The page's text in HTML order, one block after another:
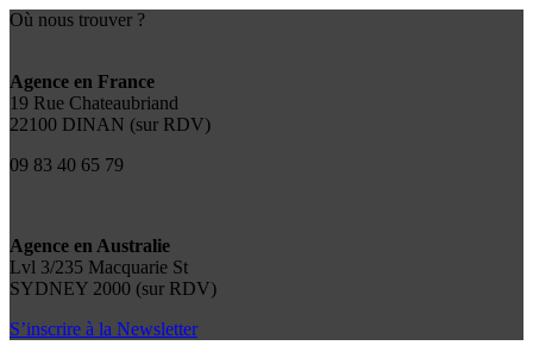
Où nous trouver ?
Agence en France
19 Rue Chateaubriand
22100 DINAN (sur RDV)
09 83 40 65 79
Agence en Australie
Lvl 3/235 Macquarie St
SYDNEY 2000 (sur RDV)
S’inscrire à la Newsletter